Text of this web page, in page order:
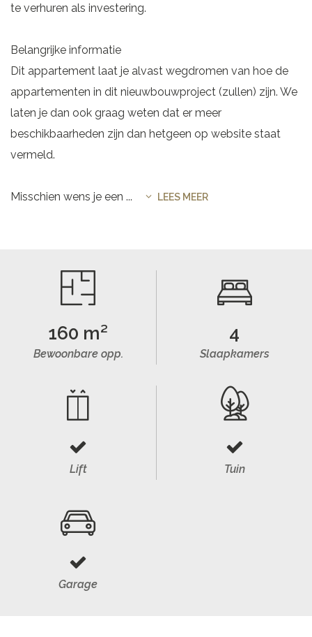
te verhuren als investering.
Belangrijke informatie
Dit appartement laat je alvast wegdromen van hoe de
appartementen in dit nieuwbouwproject (zullen) zijn. We
laten je dan ook graag weten dat er meer
beschikbaarheden zijn dan hetgeen op website staat
vermeld.
Misschien wens je een ... LEES MEER
160 m²
Bewoonbare opp.
4
Slaapkamers
Lift Tuin
Garage